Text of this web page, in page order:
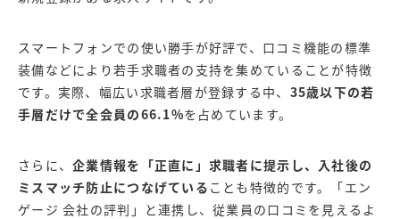
スマートフォンでの使い勝手が好評で、口コミ機能の標準
装備などにより若手求職者の支持を集めていることが特徴
です。実際、幅広い求職者層が登録する中、 35歳以下の若
手層だけで全会員の66.1%を占めています。
さらに、企業情報を「正直に」求職者に提示し、入社後の
ミスマッチ防止につなげている ことも特徴的です。「エン
ゲージ 会社の評判」と連携し、従業員の口コミを見えるよ